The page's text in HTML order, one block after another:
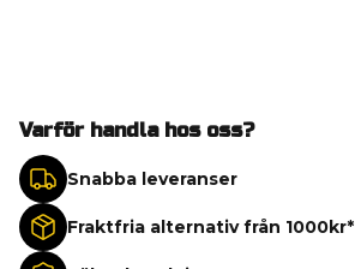
Varför handla hos oss?
Snabba leveranser
Fraktfria alternativ från 1000kr*